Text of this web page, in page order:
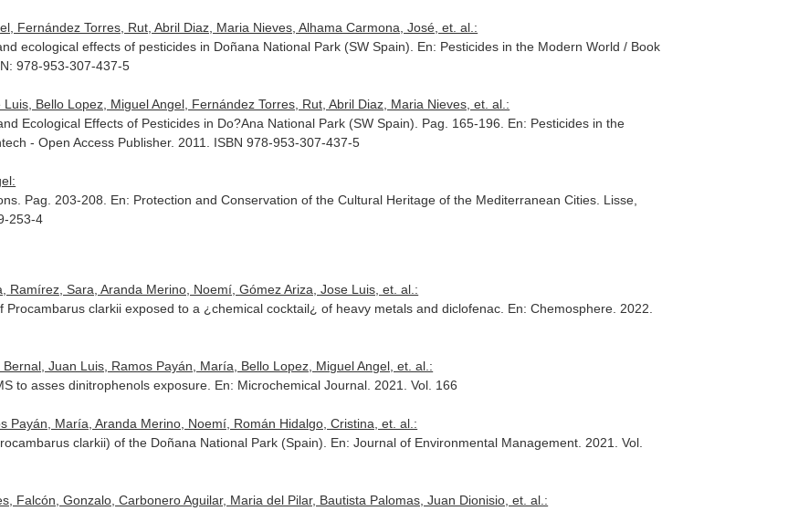
Fernández Torres, Rut, Abril Diaz, Maria Nieves, Alhama Carmona, José, et. al.:
ecological effects of pesticides in Doñana National Park (SW Spain). En: Pesticides in the Modern World / Book
978-953-307-437-5
Bello Lopez, Miguel Angel, Fernández Torres, Rut, Abril Diaz, Maria Nieves, et. al.:
Ecological Effects of Pesticides in Do?Ana National Park (SW Spain). Pag. 165-196. En: Pesticides in the
- Open Access Publisher. 2011. ISBN 978-953-307-437-5
Pag. 203-208. En: Protection and Conservation of the Cultural Heritage of the Mediterranean Cities . Lisse,
253-4
Ramírez, Sara, Aranda Merino, Noemí, Gómez Ariza, Jose Luis, et. al.:
clarkii exposed to a ¿chemical cocktail¿ of heavy metals and diclofenac. En: Chemosphere . 2022.
Juan Luis, Ramos Payán, María, Bello Lopez, Miguel Angel, et. al.:
to asses dinitrophenols exposure. En: Microchemical Journal . 2021. Vol. 166
Payán, María, Aranda Merino, Noemí, Román Hidalgo, Cristina, et. al.:
clarkii) of the Doñana National Park (Spain). En: Journal of Environmental Management . 2021. Vol.
Falcón, Gonzalo, Carbonero Aguilar, Maria del Pilar, Bautista Palomas, Juan Dionisio, et. al.: